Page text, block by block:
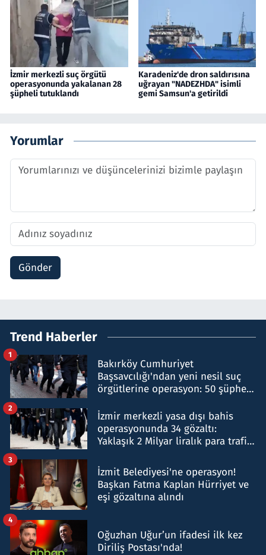
İzmir merkezli suç örgütü
operasyonunda yakalanan 28
şüpheli tutuklandı
Karadeniz'de dron saldırısına
uğrayan "NADEZHDA" isimli
gemi Samsun'a getirildi
Yorumlar
Gönder
Trend Haberler
Bakırköy Cumhuriyet
Başsavcılığı'ndan yeni nesil suç
örgütlerine operasyon: 50 şüpheli
1
İzmir merkezli yasa dışı bahis
operasyonunda 34 gözaltı:
Yaklaşık 2 Milyar liralık para trafiği
2
İzmit Belediyesi'ne operasyon!
Başkan Fatma Kaplan Hürriyet ve
eşi gözaltına alındı
3
Oğuzhan Uğur’un ifadesi ilk kez
Diriliş Postası'nda!
4